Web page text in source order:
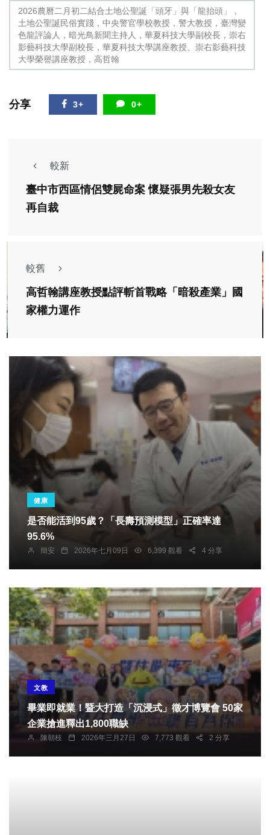
2026農曆二月初二結合土地公聖誕「頭牙」與「龍抬頭」，
土地公聖誕民俗實踐，中央警官學校教授，警大教授，臺灣變
色龍評論人，暗光鳥新聞主持人，華夏科技大學副校長，崇右
影藝科技大學副校長，華夏科技大學講座教授、崇右影藝科技
大學榮譽講座教授，高哲翰
分享 3+ 0+
較新
臺中市西區情侶雙屍命案 懷疑張男先殺女友
再自裁
較舊
高哲翰講座教授點評斬首戰略「暗殺產業」國
家權力運作
健康
是否能活到95歲？「長壽預測模型」正確率達
95.6%
簡安 2026年七月09日 6,399 觀看 4 分享
文教
畢業即就業！暨大打造「沉浸式」徵才博覽會 50家
企業搶進釋出1,800職缺
陳朝枝 2026年三月27日 7,773 觀看 2 分享